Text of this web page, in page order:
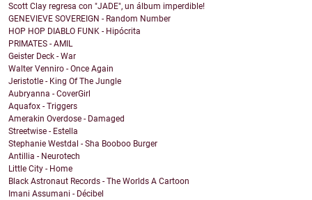
Scott Clay regresa con "JADE", un álbum imperdible!
GENEVIEVE SOVEREIGN - Random Number
HOP HOP DIABLO FUNK - Hipócrita
PRIMATES - AMIL
Geister Deck - War
Walter Venniro - Once Again
Jeristotle - King Of The Jungle
Aubryanna - CoverGirl
Aquafox - Triggers
Amerakin Overdose - Damaged
Streetwise - Estella
Stephanie Westdal - Sha Booboo Burger
Antillia - Neurotech
Little City - Home
Black Astronaut Records - The Worlds A Cartoon
Imani Assumani - Décibel